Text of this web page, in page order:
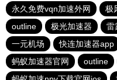
永久免费vqn加速外网
极
outline
极光加速器 雷
一元机场
快连加速器app
蚂蚁加速器官网
outline